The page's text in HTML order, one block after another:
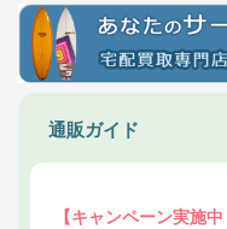
通販ガイド
【キャンペーン実施中